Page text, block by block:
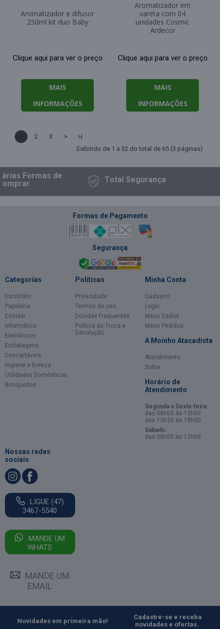
Aromatizador e difusor
250ml kit duo Baby
Clique aqui para ver o preço
MAIS
INFORMAÇÕES
Aromatizador em
vareta com 04
unidades Cosmic
Ardecor
Clique aqui para ver o preço
MAIS
INFORMAÇÕES
2 3 >
>|
Exibindo de 1 a 32 do total de 65 (3 páginas)
Formasde
TotalSegurança
Formas de Pagamento
Segurança
Categorias
Escritório
Papelaria
Escolar
Informática
Eletrônicos
Embalagens
Descartáveis
Higiene e Beleza
Utilidades Domésticas
Brinquedos
Políticas
Privacidade
Termos de uso
Dúvidas Frequentes
Política de Troca e
Devolução
Minha Conta
Cadastro
Login
Meus Dados
Meus Pedidos
A Moinho Atacadista
Atendimento
Sobre
Horário de
Atendimento
Segunda a Sexta-feira:
das 08h00 às 12h00
das 13h30 às 18h30
Sábado:
das 08h00 às 12h00
Nossas redes
sociais
LIGUE (47)
3467-5540
MANDE UM
WHATS
MANDE UM
EMAIL
Novidades em primeira mão!
Cadastre-se e receba
novidades e ofertas.